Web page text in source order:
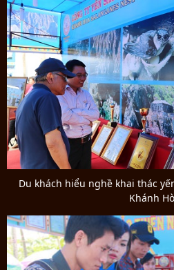
Du khách hiểu nghề khai thác
Khánh